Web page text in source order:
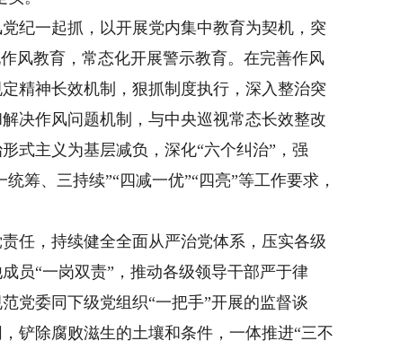
一起抓，以开展党内集中教育为契机，突
风教育，常态化开展警示教育。在完善作风
精神长效机制，狠抓制度执行，深入整治突
决作风问题机制，与中央巡视常态长效整改
式主义为基层减负，深化“六个纠治”，强
筹、三持续”“四减一优”“四亮”等工作要求，
，持续健全全面从严治党体系，压实各级
员“一岗双责”，推动各级领导干部严于律
党委同下级党组织“一把手”开展的监督谈
铲除腐败滋生的土壤和条件，一体推进“三不